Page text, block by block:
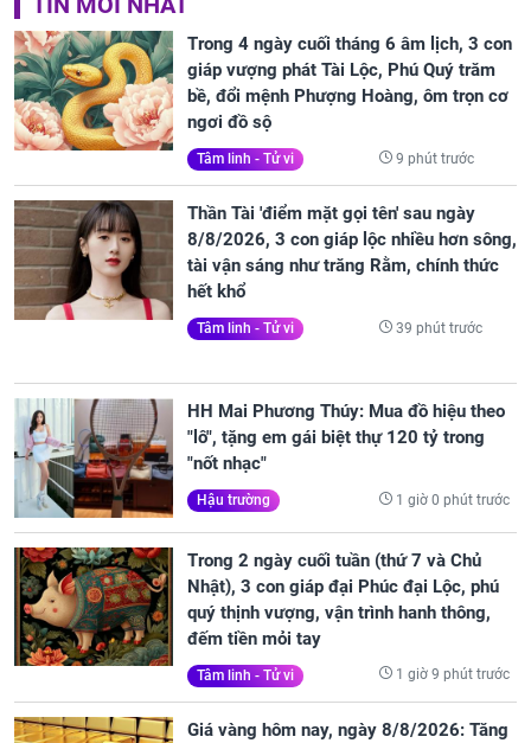
Trong 4 ngày cuối tháng 6 âm lịch, 3 con
giáp vượng phát Tài Lộc, Phú Quý trăm
bề, đổi mệnh Phượng Hoàng, ôm trọn cơ
ngơi đồ sộ
Tâm linh - Tử vi 9 phút trước
Thần Tài 'điểm mặt gọi tên' sau ngày
8/8/2026, 3 con giáp lộc nhiều hơn sông,
tài vận sáng như trăng Rằm, chính thức
hết khổ
Tâm linh - Tử vi 39 phút trước
HH Mai Phương Thúy: Mua đồ hiệu theo
"lô", tặng em gái biệt thự 120 tỷ trong
"nốt nhạc"
Hậu trường 1 giờ 0 phút trước
Trong 2 ngày cuối tuần (thứ 7 và Chủ
Nhật), 3 con giáp đại Phúc đại Lộc, phú
quý thịnh vượng, vận trình hanh thông,
đếm tiền mỏi tay
Tâm linh - Tử vi 1 giờ 9 phút trước
Giá vàng hôm nay, ngày 8/8/2026: Tăng